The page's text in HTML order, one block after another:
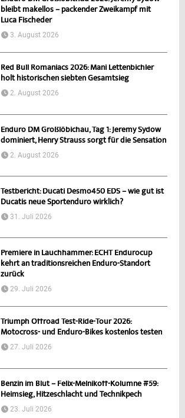
bleibt makellos – packender Zweikampf mit
Luca Fischeder
3. August 2026
Red Bull Romaniacs 2026: Mani Lettenbichler
holt historischen siebten Gesamtsieg
2. August 2026
Enduro DM Großlöbichau, Tag 1: Jeremy Sydow
dominiert, Henry Strauss sorgt für die Sensation
2. August 2026
Testbericht: Ducati Desmo450 EDS – wie gut ist
Ducatis neue Sportenduro wirklich?
31. Juli 2026
Premiere in Lauchhammer: ECHT Endurocup
kehrt an traditionsreichen Enduro-Standort
zurück
29. Juli 2026
Triumph Offroad Test-Ride-Tour 2026:
Motocross- und Enduro-Bikes kostenlos testen
27. Juli 2026
Benzin im Blut – Felix-Melnikoff-Kolumne #59:
Heimsieg, Hitzeschlacht und Technikpech
23. Juli 2026